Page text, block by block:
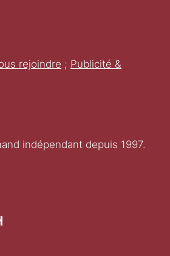
indépendant depuis 1997.
rejoindre ; Publicité &